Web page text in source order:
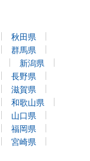
秋田県
群馬県
新潟県
長野県
滋賀県
和歌山県
山口県
福岡県
宮崎県